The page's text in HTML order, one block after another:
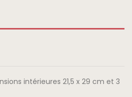
intérieures 21,5 x 29 cm et 3